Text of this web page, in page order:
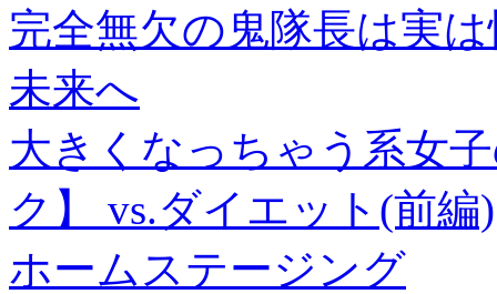
完全無欠の鬼隊長は実
未来へ
大きくなっちゃう系女
ク】 vs.ダイエット(前編)
ホームステージング